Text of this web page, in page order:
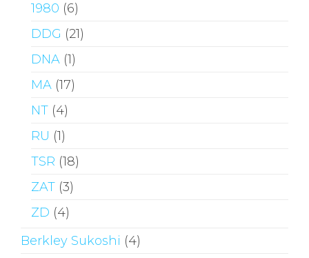
1980 (6)
DDG (21)
DNA (1)
MA (17)
NT (4)
RU (1)
TSR (18)
ZAT (3)
ZD (4)
Berkley Sukoshi (4)